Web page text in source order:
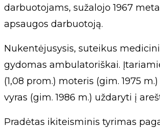
darbuotojams, sužalojo 1967
apsaugos darbuotoją.
Nukentėjusysis, suteikus
gydomas ambulatoriškai.
(1,08 prom.) moteris (gim. 1975 m.)
vyras (gim. 1986 m.) uždaryti į
Pradėtas ikiteisminis tyrimas